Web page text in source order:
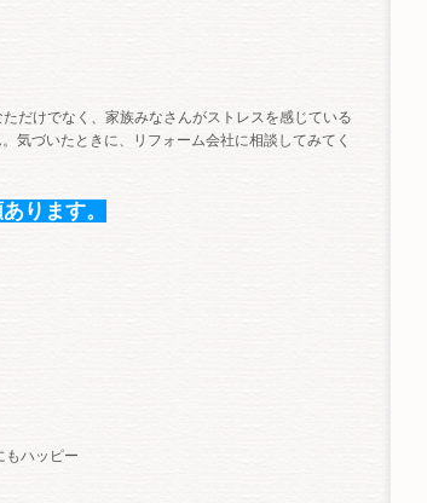
だけでなく、家族みなさんがストレスを感じている
気づいたときに、リフォーム会社に相談してみてく
ります。
ハッピー